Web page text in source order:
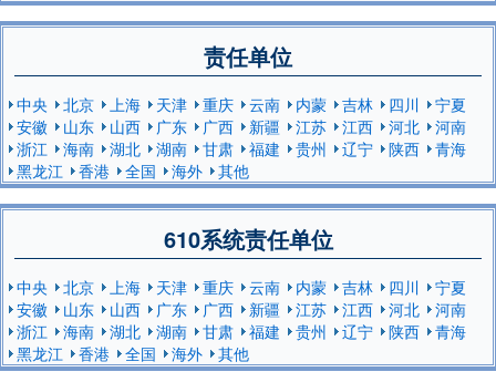
责任单位
中央 北京 上海 天津 重庆 云南 内蒙 吉林 四川
宁夏
安徽
山东 山西 广东 广西 新疆 江苏 江西 河北
河南
浙江
海南 湖北 湖南 甘肃 福建 贵州 辽宁 陕西
青海
黑龙江
香港 全国 海外 其他
610系统责任单位
中央 北京 上海 天津 重庆 云南 内蒙 吉林 四川
宁夏
安徽
山东 山西 广东 广西 新疆 江苏 江西 河北
河南
浙江
海南 湖北 湖南 甘肃 福建 贵州 辽宁 陕西
青海
黑龙江
香港 全国 海外 其他